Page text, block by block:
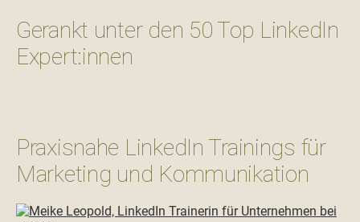
Gerankt unter den 50 Top LinkedIn
Expert:innen
Praxisnahe LinkedIn Trainings für
Marketing und Kommunikation